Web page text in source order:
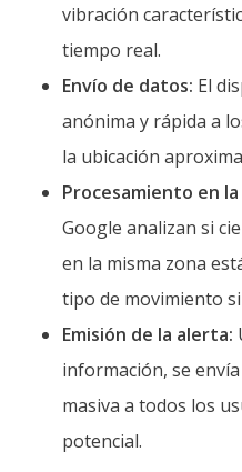
vibración
tiempo real.
Envío de datos: El
anónima y rápida a
la ubicación
Procesamiento en
Google analizan si
en la misma zona
tipo de movimiento
Emisión de la alerta:
información, se
masiva a todos los
potencial.